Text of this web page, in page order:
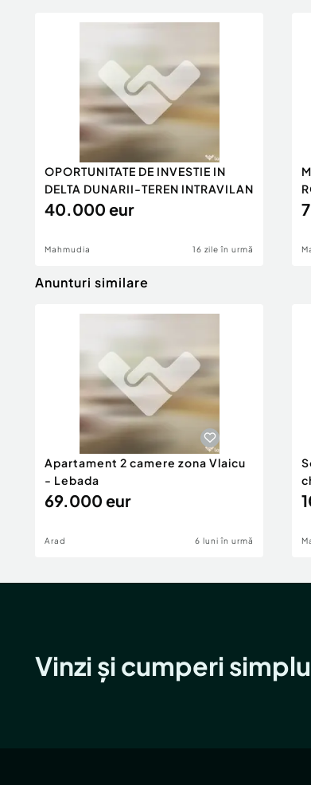
OPORTUNITATE DE INVESTIE IN
DELTA DUNARII-TEREN INTRAVILAN
40.000 eur
Mahmudia 16 zile în urmă
Anunturi similare
Apartament 2 camere zona Vlaicu
- Lebada
69.000 eur
Arad 6 luni în urmă
Vinzi și cumperi